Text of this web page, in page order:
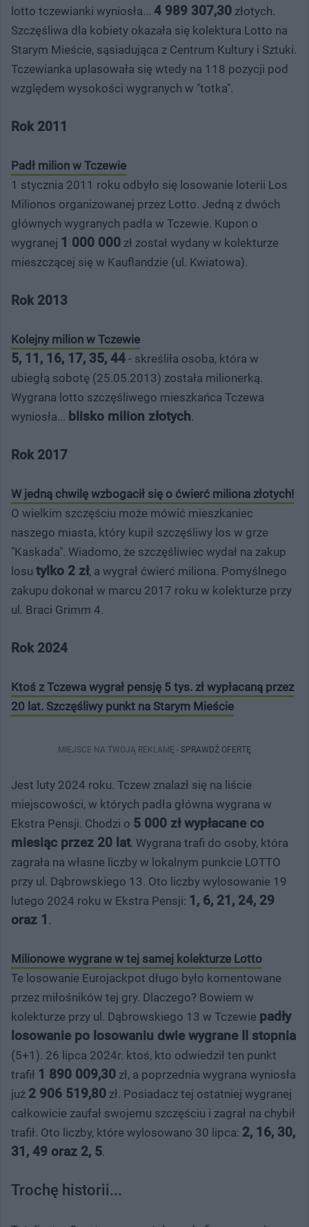
lotto tczewianki wyniosła... 4 989 307,30 złotych.
Szczęśliwa dla kobiety okazała się kolektura Lotto na
Starym Mieście, sąsiadująca z Centrum Kultury i Sztuki.
Tczewianka uplasowała się wtedy na 118 pozycji pod
względem wysokości wygranych w "totka".
Rok 2011
Padł milion w Tczewie
1 stycznia 2011 roku odbyło się losowanie loterii Los
Milionos organizowanej przez Lotto. Jedną z dwóch
głównych wygranych padła w Tczewie. Kupon o
wygranej 1 000 000 zł został wydany w kolekturze
mieszczącej się w Kauflandzie (ul. Kwiatowa).
Rok 2013
Kolejny milion w Tczewie
5, 11, 16, 17, 35, 44 - skreśliła osoba, która w
ubiegłą sobotę (25.05.2013) została milionerką.
Wygrana lotto szczęśliwego mieszkańca Tczewa
wyniosła... blisko milion złotych.
Rok 2017
W jedną chwilę wzbogacił się o ćwierć miliona złotych!
O wielkim szczęściu może mówić mieszkaniec
naszego miasta, który kupił szczęśliwy los w grze
"Kaskada". Wiadomo, że szczęśliwiec wydał na zakup
losu tylko 2 zł, a wygrał ćwierć miliona. Pomyślnego
zakupu dokonał w marcu 2017 roku w kolekturze przy
ul. Braci Grimm 4.
Rok 2024
Ktoś z Tczewa wygrał pensję 5 tys. zł wypłacaną przez
20 lat. Szczęśliwy punkt na Starym Mieście
MIEJSCE NA TWOJĄ REKLAMĘ - SPRAWDŹ OFERTĘ
Jest luty 2024 roku. Tczew znalazł się na liście
miejscowości, w których padła główna wygrana w
Ekstra Pensji. Chodzi o 5 000 zł wypłacane co
miesiąc przez 20 lat. Wygrana trafi do osoby, która
zagrała na własne liczby w lokalnym punkcie LOTTO
przy ul. Dąbrowskiego 13. Oto liczby wylosowanie 19
lutego 2024 roku w Ekstra Pensji: 1, 6, 21, 24, 29
oraz 1 .
Milionowe wygrane w tej samej kolekturze Lotto
Te losowanie Eurojackpot długo było komentowane
przez miłośników tej gry. Dlaczego? Bowiem w
kolekturze przy ul. Dąbrowskiego 13 w Tczewie padły
losowanie po losowaniu dwie wygrane II stopnia
(5+1). 26 lipca 2024r. ktoś, kto odwiedził ten punkt
trafił 1 890 009,30 zł, a poprzednia wygrana wyniosła
już 2 906 519,80 zł. Posiadacz tej ostatniej wygranej
całkowicie zaufał swojemu szczęściu i zagrał na chybił
trafił. Oto liczby, które wylosowano 30 lipca: 2, 16, 30,
31, 49 oraz 2, 5.
Trochę historii...